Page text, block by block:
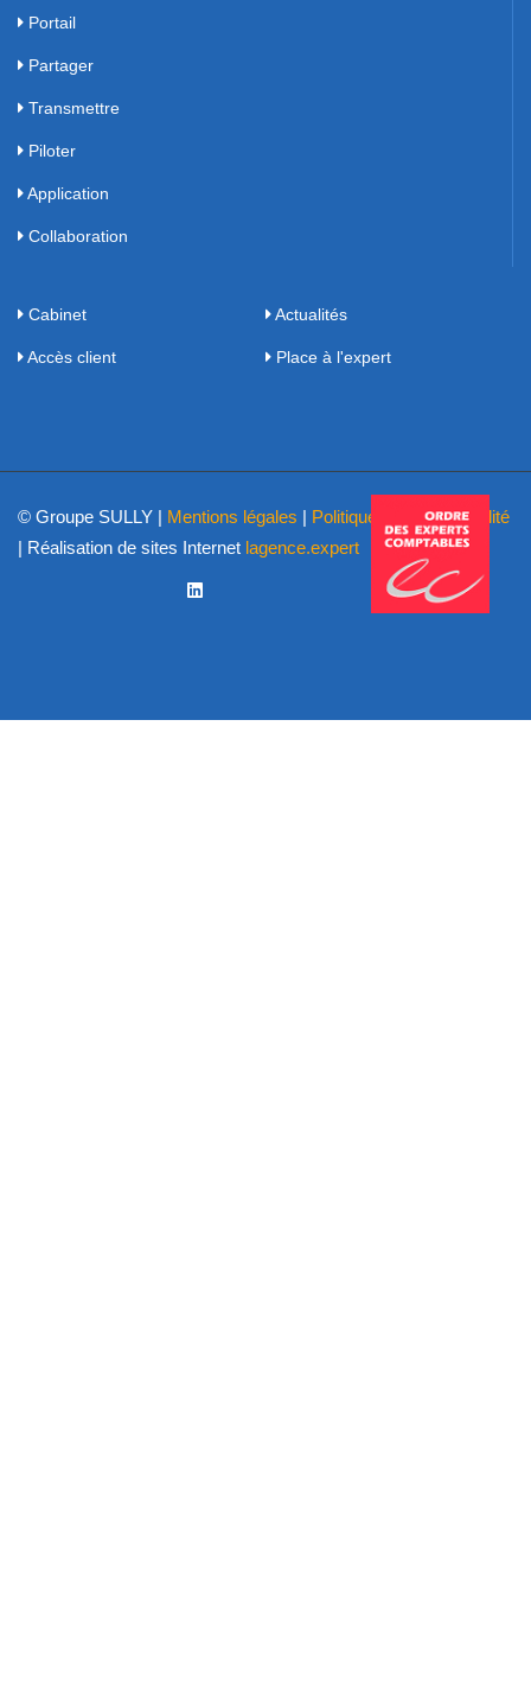
Portail
Partager
Transmettre
Piloter
Application
Collaboration
Cabinet Actualités
Accès client Place à l'expert
© Groupe SULLY | Mentions légales | Politique de confidentialité
| Réalisation de sites Internet lagence.expert